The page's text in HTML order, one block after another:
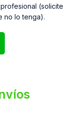
(solicite
no lo tenga).